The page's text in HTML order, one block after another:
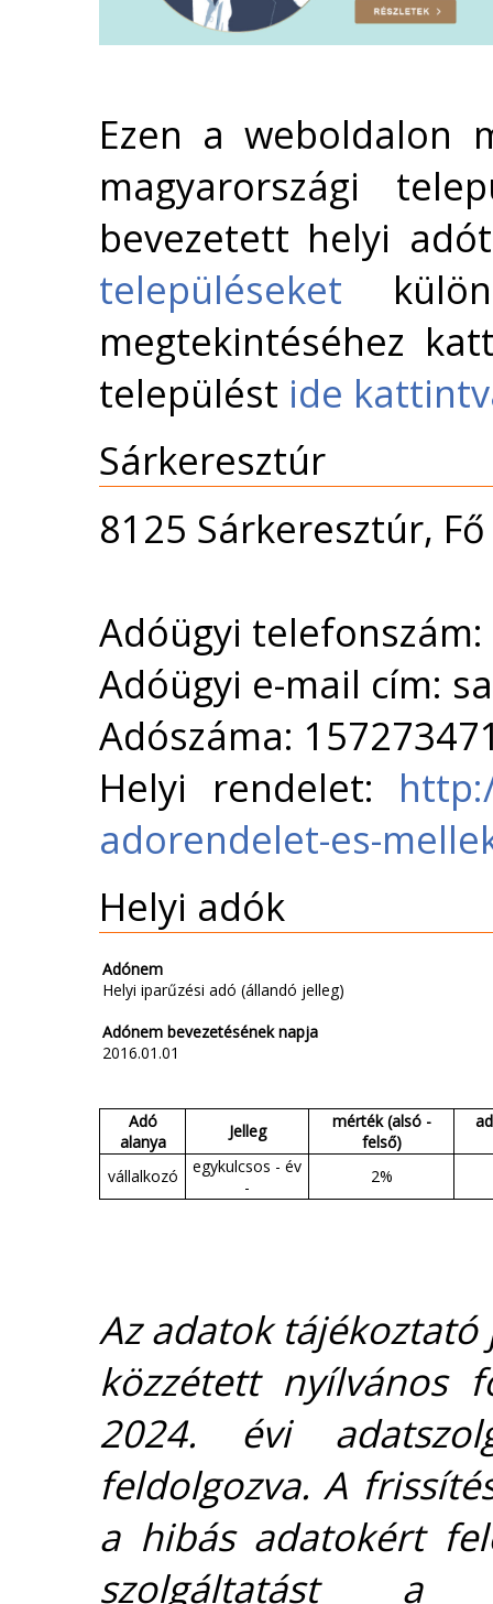
Ezen a weboldalon
magyarországi
bevezetett helyi
településeket
megtekintéséhez
települést ide
Sárkeresztúr
8125 Sárkeresztúr,
Adóügyi
Adóügyi e-mail cím:
Adószáma:
Helyi rendelet:
adorendelet-es-
Helyi adók
Adónem
Helyi iparűzési adó (állandó jelleg)
Adónem bevezetésének napja
2016.01.01
Adó
alanya
Jelleg
mérték (alsó -
felső)
vállalkozó
egykulcsos - év
-
2%
Az adatok
közzétett nyílvános
2024. évi
feldolgozva. A
a hibás adatokért
szolgáltatást